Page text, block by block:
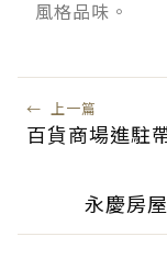
風格品味。
← 上一篇
百貨商場進駐
永慶房